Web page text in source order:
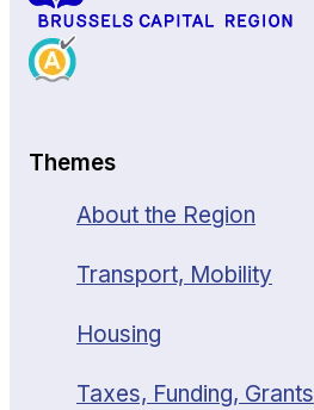
Themes
About the Region
Transport, Mobility
Housing
Taxes, Funding, Grants